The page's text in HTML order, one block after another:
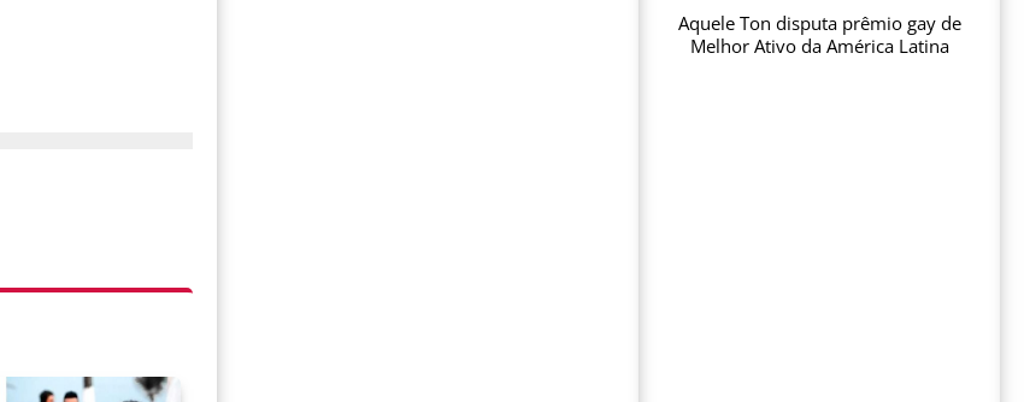
Aquele Ton disputa prêmio gay de
Melhor Ativo da América Latina